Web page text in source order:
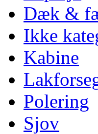
Dæk &
Ikke
Kabine
Polering
Sjov